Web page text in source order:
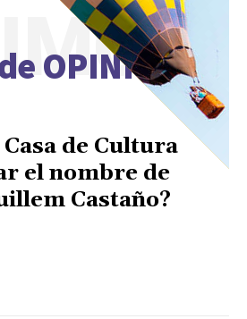
OPINIÓN
de Cultura
el nombre de
Castaño?